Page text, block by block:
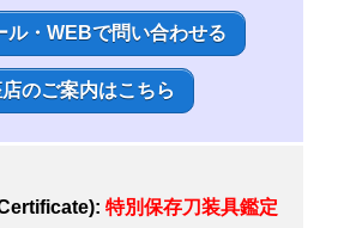
ル・WEBで問い合わせる
のご案内はこちら
特別保存刀装具鑑定